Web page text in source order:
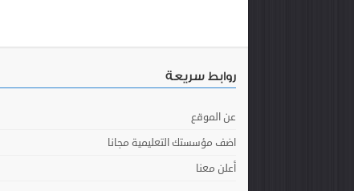
روابط سريعة
عن الموقع
اضف مؤسستك التعليمية مجانا
أعلن معنا